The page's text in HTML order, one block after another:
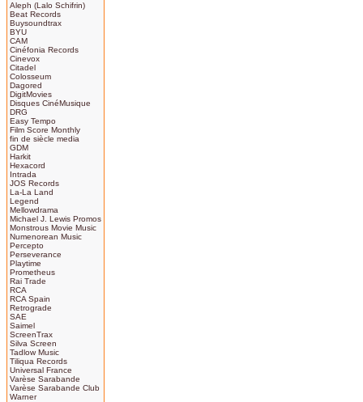
Aleph (Lalo Schifrin)
Beat Records
Buysoundtrax
BYU
CAM
Cinéfonia Records
Cinevox
Citadel
Colosseum
Dagored
DigitMovies
Disques CinéMusique
DRG
Easy Tempo
Film Score Monthly
fin de siècle media
GDM
Harkit
Hexacord
Intrada
JOS Records
La-La Land
Legend
Mellowdrama
Michael J. Lewis Promos
Monstrous Movie Music
Numenorean Music
Percepto
Perseverance
Playtime
Prometheus
Rai Trade
RCA
RCA Spain
Retrograde
SAE
Saimel
ScreenTrax
Silva Screen
Tadlow Music
Tiliqua Records
Universal France
Varèse Sarabande
Varèse Sarabande Club
Warner